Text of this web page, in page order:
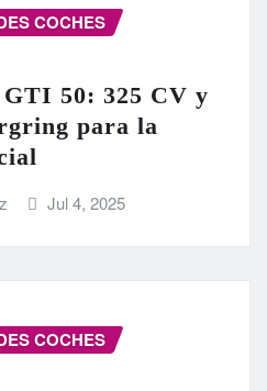
COCHES
50: 325 CV y
para la
Jul 4, 2025
COCHES